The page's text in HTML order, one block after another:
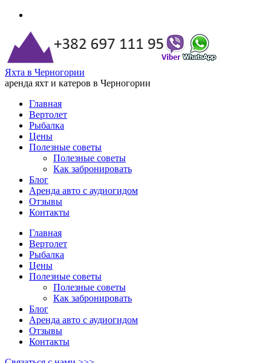
Яхта в Черногории
аренда яхт и катеров в Черногории
Главная
Вертолет
Рыбалка
Цены
Полезные советы
Полезные советы
Как забронировать
Блог
Аренда авто с аудиогидом
Отзывы
Контакты
Главная
Вертолет
Рыбалка
Цены
Полезные советы
Полезные советы
Как забронировать
Блог
Аренда авто с аудиогидом
Отзывы
Контакты